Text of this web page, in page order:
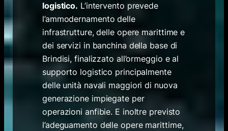
logistico. L’intervento prevede
l’ammodernamento delle
infrastrutture, delle opere marittime e
dei servizi in banchina della base di
Brindisi, finalizzato all’ormeggio e al
supporto logistico principalmente
delle unità navali maggiori di nuova
generazione impiegate per
operazioni anfibie. E inoltre previsto
l’adeguamento delle opere marittime,